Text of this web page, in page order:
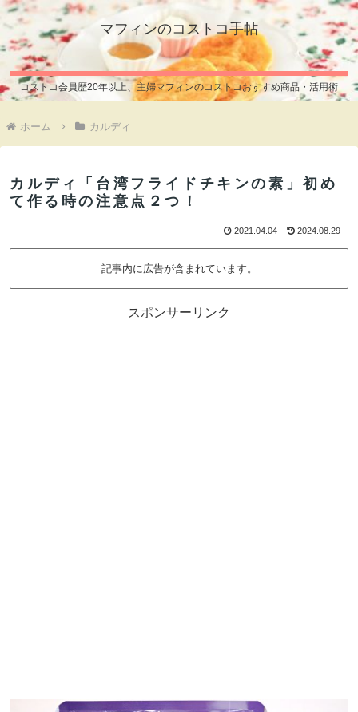
マフィンのコストコ手帖
コストコ会員歴20年以上、主婦マフィンのコストコおすすめ商品・活用術
ホーム カルディ
カルディ「台湾フライドチキンの素」初め
て作る時の注意点２つ！
2021.04.04 2024.08.29
記事内に広告が含まれています。
スポンサーリンク